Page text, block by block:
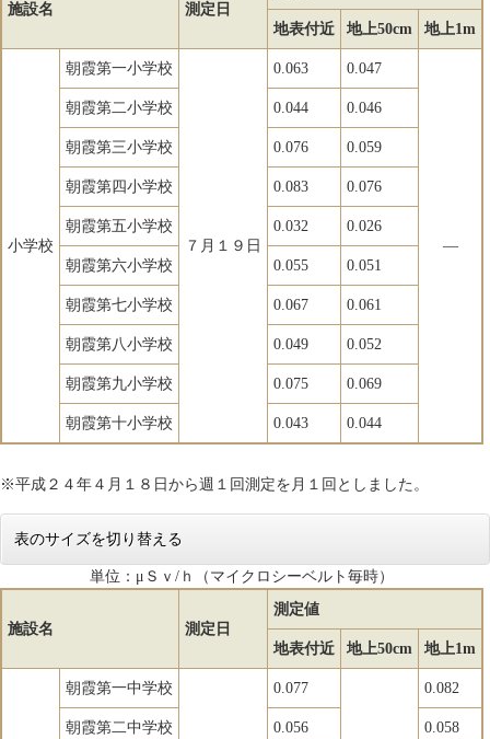
施設名 測定日
地表付近 地上50cm 地上1m
小学校
朝霞第一小学校
７月１９日
0.063 0.047
―
朝霞第二小学校 0.044 0.046
朝霞第三小学校 0.076 0.059
朝霞第四小学校 0.083 0.076
朝霞第五小学校 0.032 0.026
朝霞第六小学校 0.055 0.051
朝霞第七小学校 0.067 0.061
朝霞第八小学校 0.049 0.052
朝霞第九小学校 0.075 0.069
朝霞第十小学校 0.043 0.044
※平成２４年４月１８日から週１回測定を月１回としました。
表のサイズを切り替える
単位：μＳｖ/ｈ（マイクロシーベルト毎時）
施設名 測定日
測定値
地表付近 地上50cm 地上1m
朝霞第一中学校 0.077 0.082
朝霞第二中学校 0.056 0.058